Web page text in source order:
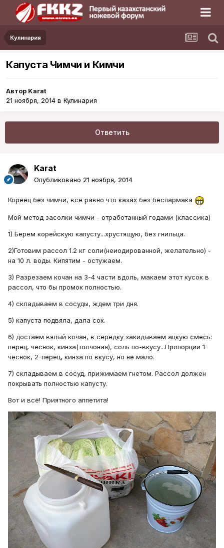
Кулинария
Капуста Чимчи и Кимчи
Автор Karat
21 ноября, 2014 в Кулинария
Ответить
Karat
Опубликовано 21 ноября, 2014
Кореец без чимчи, всё равно что казах без беспармака
Мой метод засолки чимчи - отработанный годами (классика)
1) Берем корейскую капусту...хрустящую, без гнильца.
2)Готовим рассол 1.2 кг соли(неиодированной, желательно) -
на 10 л. воды. Кипятим - остужаем.
3) Разрезаем кочан на 3-4 части вдоль, макаем этот кусок в
рассол, что бы промок полностью.
4) складываем в сосуды, ждем три дня.
5) капуста подвяла, дала сок.
6) достаем вялый кочан, в середку закидываем ацкую смесь:
перец, чеснок, кинза(толчоная), соль по-вкусу...Пропорции 1-
чеснок, 2-перец, кинза по вкусу, но не мало.
7) складываем в сосуд, прижимаем гнетом. Рассол должен
покрывать полностью капусту.
Вот и всё! Приятного аппетита!